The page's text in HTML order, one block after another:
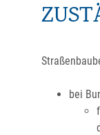
bei